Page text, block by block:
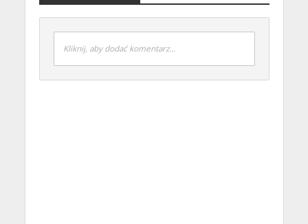
Kliknij, aby dodać komentarz...